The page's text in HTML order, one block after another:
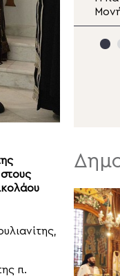
στους
π.
του
Ιωνία